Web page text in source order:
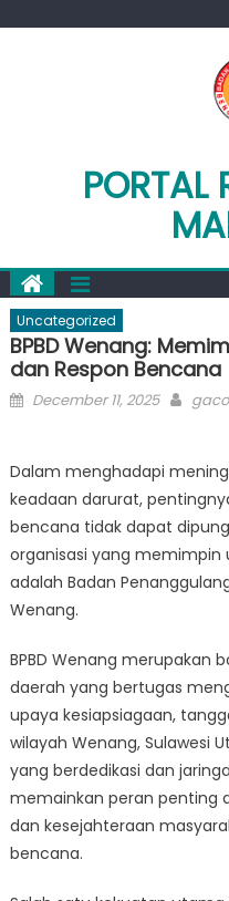
PORTAL
Uncategorized
BPBD Wenang:
dan Respon Bencana
Posted
December 11, 2025
Dalam menghadapi
keadaan darurat,
bencana tidak dapat
organisasi yang memimpin
adalah Badan
Wenang.
BPBD Wenang merupakan
daerah yang bertugas
upaya kesiapsiagaan,
wilayah Wenang, Sulawesi
yang berdedikasi dan
memainkan peran penting
dan kesejahteraan
bencana.